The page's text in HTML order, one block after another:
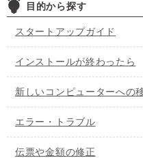
目的から探す
スタートアップガイド
インストールが終わったら
新しいコンピューターへの
エラー・トラブル
伝票や金額の修正